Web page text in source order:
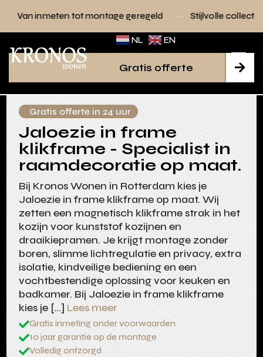
montage geregeld Stijlvolle collecties voor elk
NL EN

Gratis offerte
Gratis offerte in 24 uur
Jaloezie in frame
klikframe - Specialist in
raamdecoratie op maat.
Bij Kronos Wonen in Rotterdam kies je
Jaloezie in frame klikframe op maat. Wij
zetten een magnetisch klikframe strak in het
kozijn voor kunststof kozijnen en
draaikiepramen. Je krijgt montage zonder
boren, slimme lichtregulatie en privacy, extra
isolatie, kindveilige bediening en een
vochtbestendige oplossing voor keuken en
badkamer. Bij Jaloezie in frame klikframe
kies je […] Lees meer
Gratis inmeting onder voorwaarden
10 jaar garantie op de montage
Volledig ontzorgd